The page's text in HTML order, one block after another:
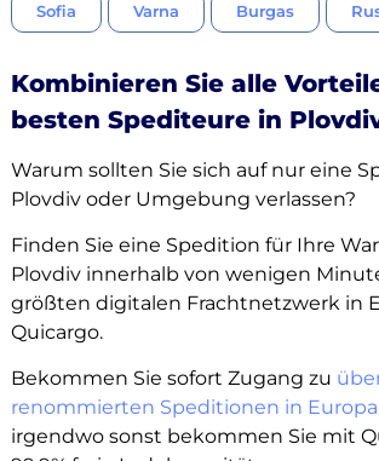
Sofia Varna Burgas
Kombinieren Sie alle
besten Spediteure in
Warum sollten Sie sich auf nur eine
Plovdiv oder Umgebung verlassen?
Finden Sie eine Spedition für Ihre
Plovdiv innerhalb von wenigen
größten digitalen Frachtnetzwerk in
Quicargo.
Bekommen Sie sofort Zugang zu
renommierten Speditionen in Europa
irgendwo sonst bekommen Sie mit